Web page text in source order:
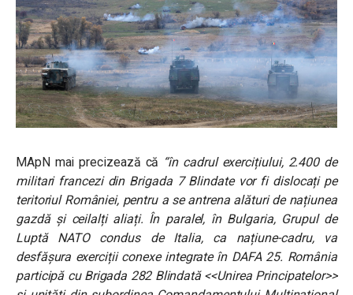
MApN mai precizează că “în cadrul exercițiului, 2.400 de
militari francezi din Brigada 7 Blindate vor fi dislocați pe
teritoriul României, pentru a se antrena alături de națiunea
gazdă și ceilalți aliați. În paralel, în Bulgaria, Grupul de
Luptă NATO condus de Italia, ca națiune-cadru, va
desfășura exerciții conexe integrate în DAFA 25. România
participă cu Brigada 282 Blindată <<Unirea Principatelor>>